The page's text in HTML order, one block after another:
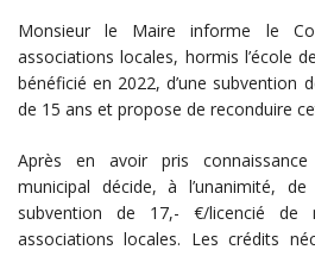
Monsieur le Maire informe le
associations locales, hormis l’école
bénéficié en 2022, d’une subvention
de 15 ans et propose de reconduire
Après en avoir pris
municipal décide, à l’unanimité, de
subvention de 17,- €/licencié
associations locales. Les crédits